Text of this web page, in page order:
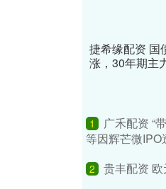
捷希缘配资 国
涨，30年期主
1
广禾配资 “
等因辉芒微IPO
2 贵丰配资